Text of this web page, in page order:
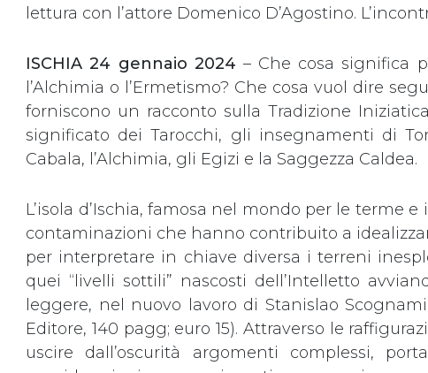
lettura con l’attore Domenico D’Agostino.
ISCHIA 24 gennaio 2024 – Che cosa significa
l’Alchimia o l’Ermetismo? Che cosa vuol dire
forniscono un racconto sulla Tradizione
significato dei Tarocchi, gli insegnamenti di
Cabala, l’Alchimia, gli Egizi e la Saggezza Caldea.
L’isola d’Ischia, famosa nel mondo per le
contaminazioni che hanno contribuito a
per interpretare in chiave diversa i terreni
quei “livelli sottili” nascosti dell’Intelletto
leggere, nel nuovo lavoro di Stanislao
Editore, 140 pagg; euro 15). Attraverso le
uscire dall’oscurità argomenti complessi,